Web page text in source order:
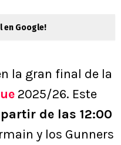
en Google!
la gran final de la
2025/26. Este
de las 12:00
y los Gunners